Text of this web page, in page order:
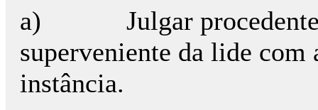
a)
Julgar
superveniente da lide com
instância.